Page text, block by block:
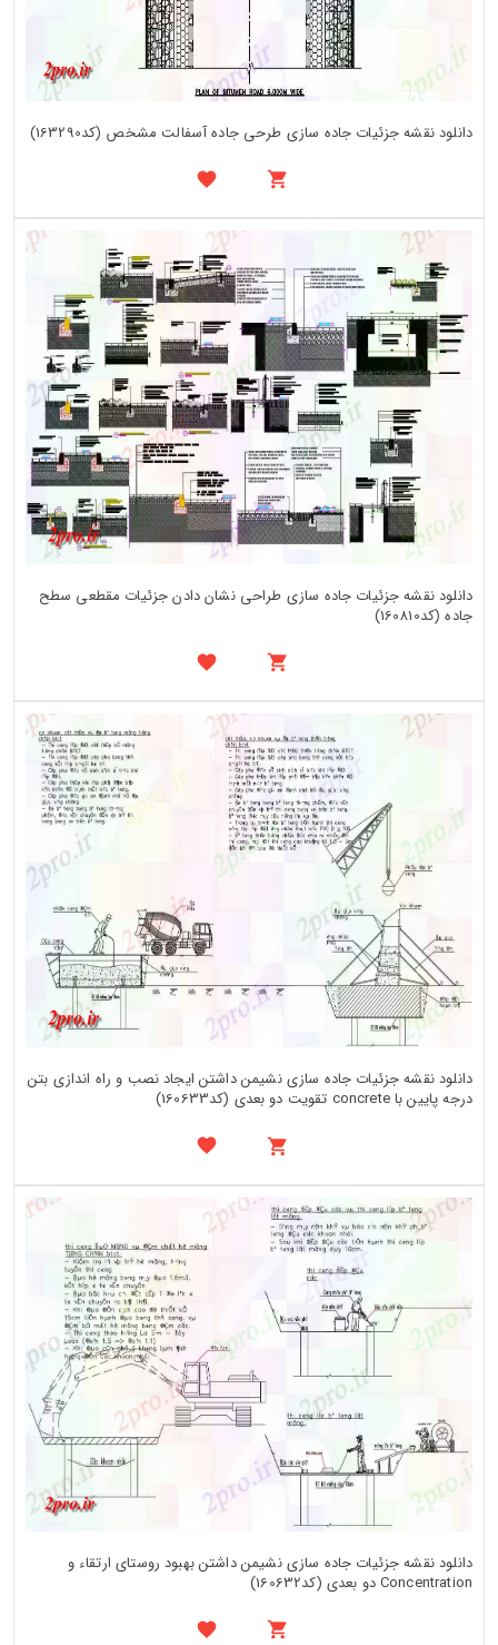
دانلود نقشه جزئیات جاده سازی طرحی جاده آسفالت مشخص (کد163290)
دانلود نقشه جزئیات جاده سازی طراحی نشان دادن جزئیات مقطعی سطح
جاده (کد160810)
دانلود نقشه جزئیات جاده سازی نشیمن داشتن ایجاد نصب و راه اندازی بتن
درجه پایین با concrete تقویت دو بعدی (کد160633)
دانلود نقشه جزئیات جاده سازی نشیمن داشتن بهبود روستای ارتقاء و
Concentration دو بعدی (کد160632)